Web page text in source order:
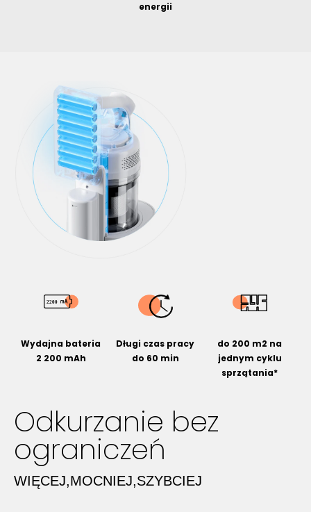
energii
Wydajna bateria
2 200 mAh
Długi czas pracy
do 60 min
do 200 m2 na
jednym cyklu
sprzątania*
Odkurzanie bez
ograniczeń
WIĘCEJ,MOCNIEJ,SZYBCIEJ